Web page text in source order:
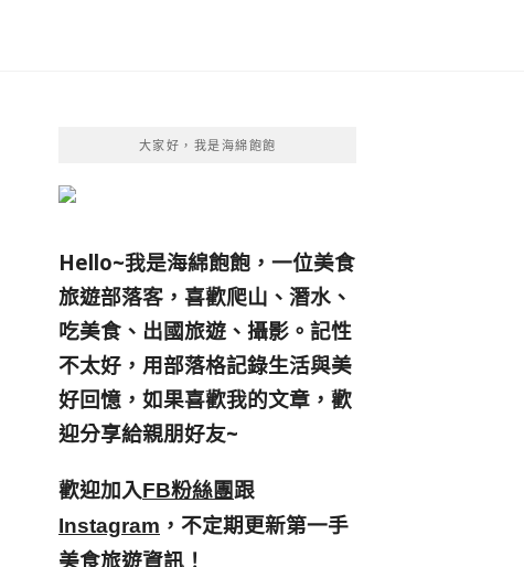
大家好，我是海綿飽飽
Hello~我是海綿飽飽，一位美食
旅遊部落客， 喜歡爬山、潛水、
吃美食、出國旅遊、攝影。 記性
不太好，用部落格記錄生活與美
好回憶， 如果喜歡我的文章，歡
迎分享給親朋好友~
歡迎加入FB粉絲團跟
Instagram ，不定期更新第一手
美食旅遊資訊！